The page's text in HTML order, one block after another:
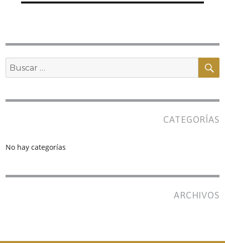
Buscar
por:
CATEGORÍAS
No hay categorías
ARCHIVOS